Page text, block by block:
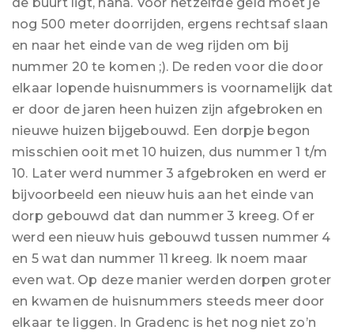
nog 500 meter doorrijden, ergens rechtsaf slaan
en naar het einde van de weg rijden om bij
nummer 20 te komen ;). De reden voor die door
elkaar lopende huisnummers is voornamelijk dat
er door de jaren heen huizen zijn afgebroken en
nieuwe huizen bijgebouwd. Een dorpje begon
misschien ooit met 10 huizen, dus nummer 1 t/m
10. Later werd nummer 3 afgebroken en werd er
bijvoorbeeld een nieuw huis aan het einde van
dorp gebouwd dat dan nummer 3 kreeg. Of er
werd een nieuw huis gebouwd tussen nummer 4
en 5 wat dan nummer 11 kreeg. Ik noem maar
even wat. Op deze manier werden dorpen groter
en kwamen de huisnummers steeds meer door
elkaar te liggen. In Gradenc is het nog niet zo’n